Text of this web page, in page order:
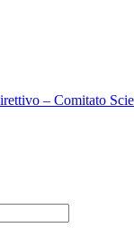
– Comitato